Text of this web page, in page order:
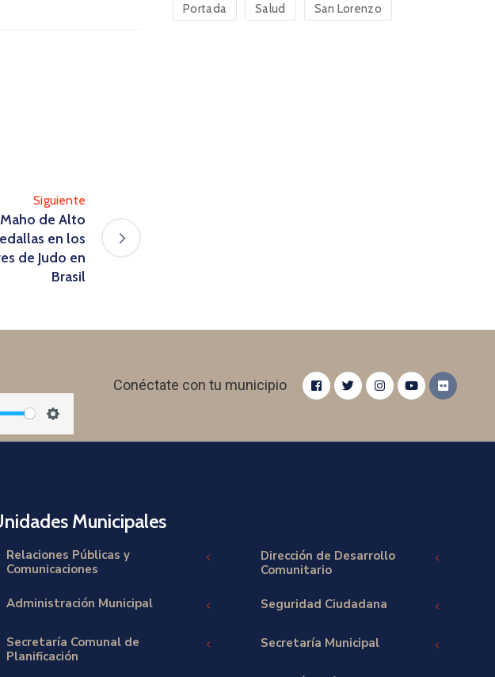
Siguiente
de Alto
en los
de Judo en
Brasil
Portada Salud San Lorenzo
Settings
Conéctate con tu municipio
Municipales
Relaciones Públicas y
Comunicaciones
Administración Municipal
Secretaría Comunal de
Planificación
Dirección de Desarrollo
Comunitario
Seguridad Ciudadana
Secretaría Municipal